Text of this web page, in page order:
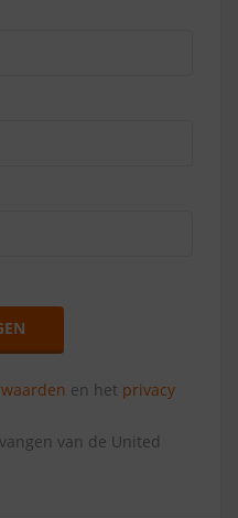
en het privacy
van de United